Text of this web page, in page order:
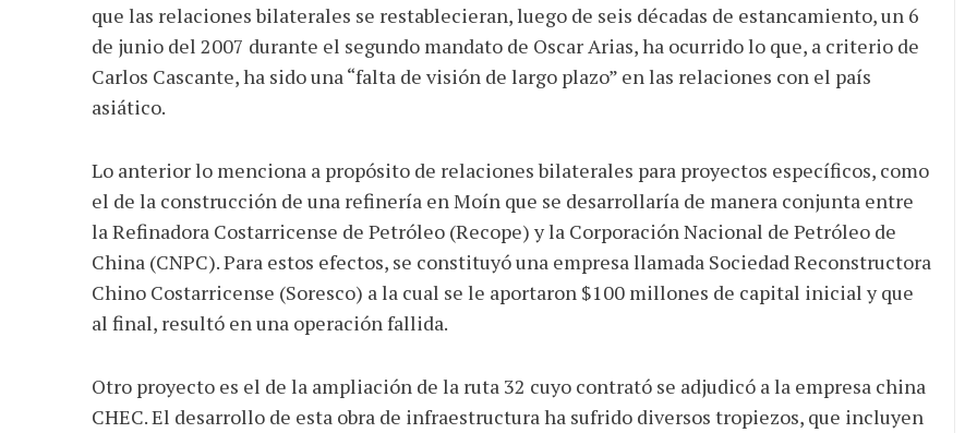
que las relaciones bilaterales se restablecieran, luego de seis décadas de estancamiento, un 6
de junio del 2007 durante el segundo mandato de Oscar Arias, ha ocurrido lo que, a criterio de
Carlos Cascante, ha sido una “falta de visión de largo plazo” en las relaciones con el país
asiático.
Lo anterior lo menciona a propósito de relaciones bilaterales para proyectos específicos, como
el de la construcción de una refinería en Moín que se desarrollaría de manera conjunta entre
la Refinadora Costarricense de Petróleo (Recope) y la Corporación Nacional de Petróleo de
China (CNPC). Para estos efectos, se constituyó una empresa llamada Sociedad Reconstructora
Chino Costarricense (Soresco) a la cual se le aportaron $100 millones de capital inicial y que
al final, resultó en una operación fallida.
Otro proyecto es el de la ampliación de la ruta 32 cuyo contrató se adjudicó a la empresa china
CHEC. El desarrollo de esta obra de infraestructura ha sufrido diversos tropiezos, que incluyen